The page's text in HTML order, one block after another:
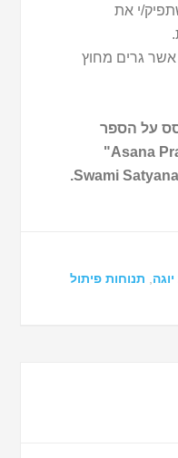
י את
גרים מחוץ
על הספר
"Asana Pranayama Mudra Bandha"
תנוחות פיתול